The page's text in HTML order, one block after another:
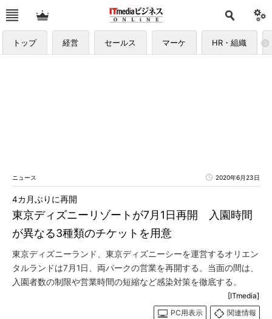
トップ 経営 セールス マーケ HR・組織
ニュース 2020年6月23日
東京ディズニーリゾートが7月1日再開 入園時間
が異なる3種類のチケットを用意
4カ月ぶりに再開
東京ディズニーランド、東京ディズニーシーを運営するオリエン
タルランドは7月1日、両パークの営業を再開する。当面の間は、
入園者数の制限や営業時間の短縮など感染対策を徹底する。
[ITmedia]
PC用表示
関連情報